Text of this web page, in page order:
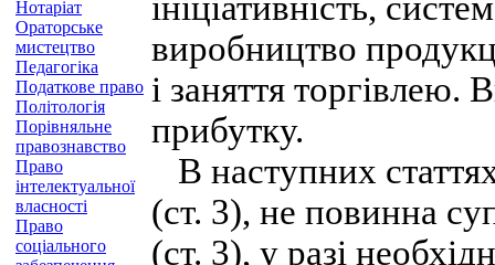
Нотаріат
Ораторське
мистецтво
Педагогіка
Податкове право
Політологія
Порівняльне
правознавство
Право
інтелектуальної
власності
Право
соціального
виробництво
і заняття торгівлею.
прибутку.
В наступних
(ст. 3), не повинна
(ст. 3), у разі